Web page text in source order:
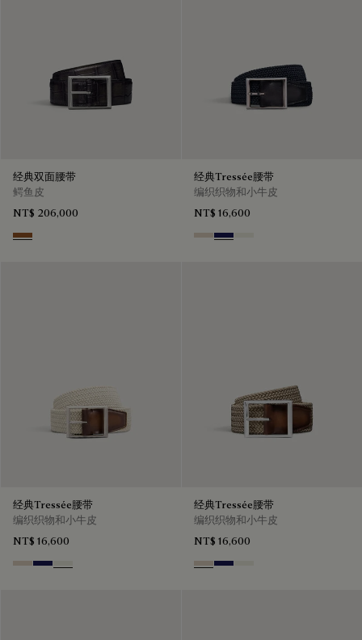
经典双面腰带
鳄鱼皮
NT$ 206,000
Cacao Intenso & Nero Grigio
经典Tressée腰带
编织织物和小牛皮
NT$ 16,600
SandNavy Blue
经典Tressée腰带
编织织物和小牛皮
NT$ 16,600
SandNavy Blue
Off White
经典Tressée腰带
编织织物和小牛皮
NT$ 16,600
SandNavy Blue